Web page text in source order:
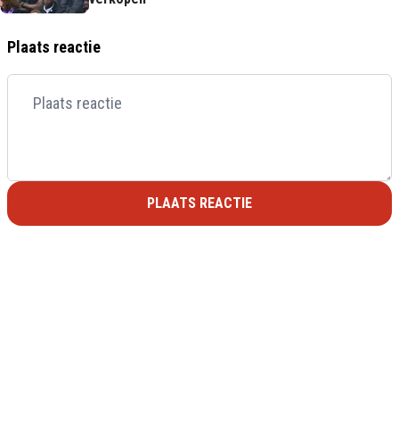
Plaats reactie
PLAATS REACTIE